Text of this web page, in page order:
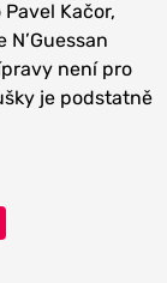
Kačor,
není pro
je podstatně